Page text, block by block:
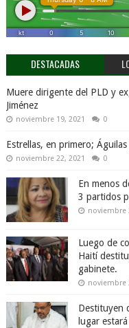
DESTACADAS
Muere dirigente del PLD y
Jiménez
noviembre 19, 2021 0
Estrellas, en primero;
noviembre 22, 2021 0
En menos
3 partidos
noviembre
Luego de
Haití
gabinete.
noviembre
Destituyen
lugar